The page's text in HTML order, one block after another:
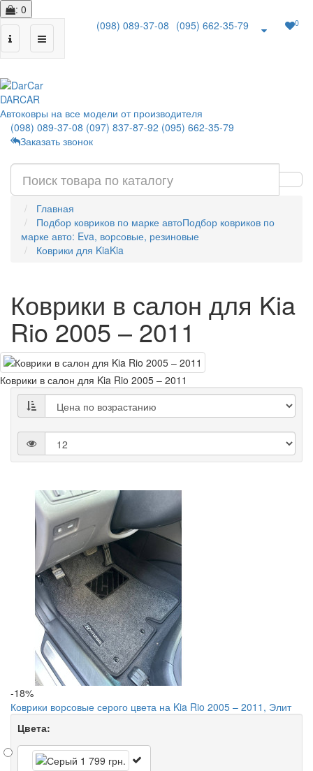
: 0
(098) 089-37-08 (095) 662-35-79 0
DARCAR
Автоковры на все модели от производителя
(098) 089-37-08 (097) 837-87-92 (095) 662-35-79
Заказать звонок
Главная
Подбор ковриков по марке автоПодбор ковриков по
марке авто: Eva, ворсовые, резиновые
Коврики для KiaKia
Коврики в салон для Kia
Rio 2005 – 2011
Коврики в салон для Kia Rio 2005 – 2011
-18%
Коврики ворсовые серого цвета на Kia Rio 2005 – 2011, Элит
Цвета: